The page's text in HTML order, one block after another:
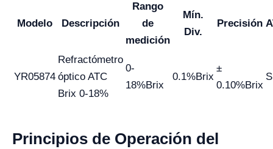
Modelo Descripción
Rango
de
medición
Mín.
Div.
Precisión
YR05874
Refractómetro
óptico ATC
Brix 0-18%
0-
18%Brix
0.1%Brix
±
0.10%Brix
Principios de Operación del